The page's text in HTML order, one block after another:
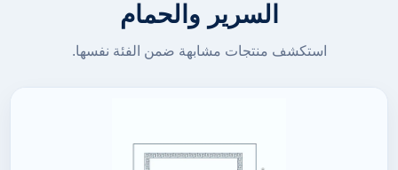
السرير والحمام
استكشف منتجات مشابهة ضمن الفئة نفسها.